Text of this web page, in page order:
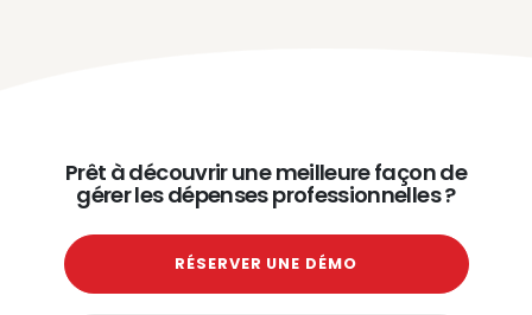
Prêt à découvrir une meilleure façon de
gérer les dépenses professionnelles ?
RÉSERVER UNE DÉMO